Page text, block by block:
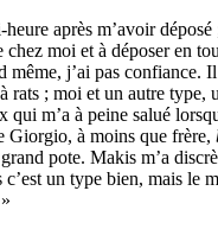
après m’avoir déposé
moi et à déposer en
j’ai pas confiance.
rats ; moi et un autre type,
qui m’a à peine salué
Giorgio, à moins que frère,
pote. Makis m’a
un type bien, mais le